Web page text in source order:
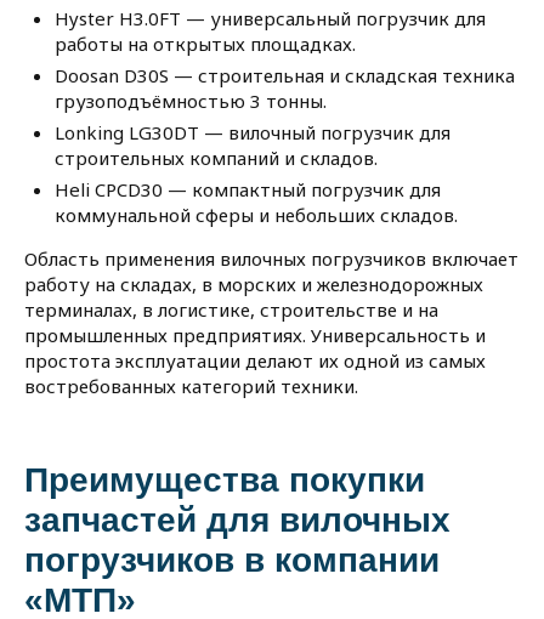
Hyster H3.0FT — универсальный погрузчик для
работы на открытых площадках.
Doosan D30S — строительная и складская техника
грузоподъёмностью 3 тонны.
Lonking LG30DT — вилочный погрузчик для
строительных компаний и складов.
Heli CPCD30 — компактный погрузчик для
коммунальной сферы и небольших складов.
Область применения вилочных погрузчиков включает
работу на складах, в морских и железнодорожных
терминалах, в логистике, строительстве и на
промышленных предприятиях. Универсальность и
простота эксплуатации делают их одной из самых
востребованных категорий техники.
Преимущества покупки
запчастей для вилочных
погрузчиков в компании
«МТП»